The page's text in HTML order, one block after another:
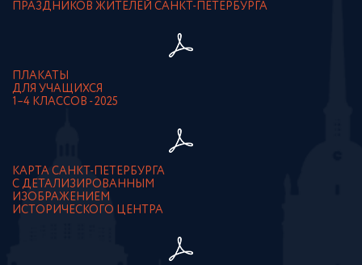
ПРАЗДНИКОВ ЖИТЕЛЕЙ САНКТ-ПЕТЕРБУРГА
ПЛАКАТЫ
ДЛЯ УЧАЩИХСЯ
1–4 КЛАССОВ - 2025
КАРТА САНКТ-ПЕТЕРБУРГА
С ДЕТАЛИЗИРОВАННЫМ
ИЗОБРАЖЕНИЕМ
ИСТОРИЧЕСКОГО ЦЕНТРА